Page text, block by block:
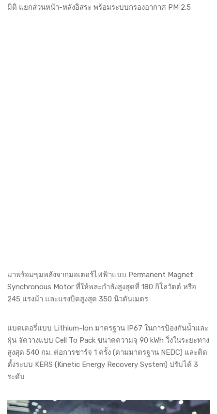
มิติ แยกส่วนหน้า-หลังอิสระ พร้อมระบบกรองอากาศ PM 2.5
มาพร้อมขุมพลังจากมอเตอร์ไฟฟ้าแบบ Permanent Magnet
Synchronous Motor ที่ให้พละกำลังสูงสุดที่ 180 กิโลวัตต์ หรือ
245 แรงม้า และแรงบิดสูงสุด 350 นิวตันเมตร
แบตเตอรี่แบบ Lithium-Ion มาตรฐาน IP67 ในการป้องกันน้ำและ
ฝุ่น จัดวางแบบ Cell To Pack ขนาดความจุ 90 kWh วิ่งในระยะทาง
สูงสุด 540 กม. ต่อการชาร์จ 1 ครั้ง (ตามมาตรฐาน NEDC) และติด
ตั้งระบบ KERS (Kinetic Energy Recovery System) ปรับได้ 3
ระดับ